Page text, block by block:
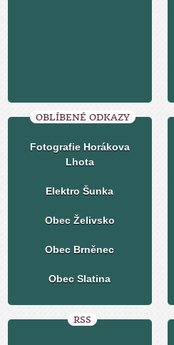
OBLÍBENÉ ODKAZY
Fotografie Horákova
Lhota
Elektro Šunka
Obec Želivsko
Obec Brněnec
Obec Slatina
RSS